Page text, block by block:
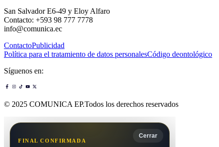
San Salvador E6-49 y Eloy Alfaro
Contacto: +593 98 777 7778
info@comunica.ec
ContactoPublicidad
Política para el tratamiento de datos personalesCódigo deontológico
Síguenos en:
© 2025 COMUNICA EP.Todos los derechos reservados
Cerrar
FINAL CONFIRMADA